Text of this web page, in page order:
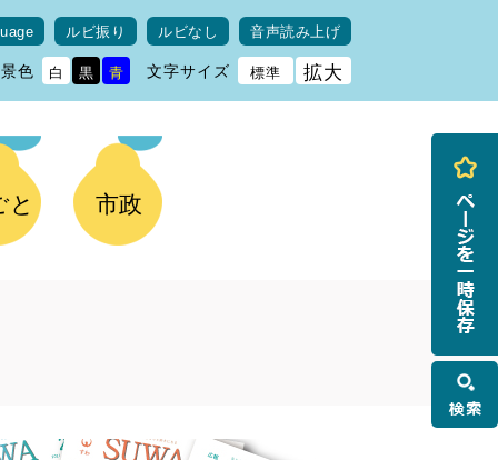
ルビ振り ルビなし 音声読み上げ
色 白 黒 青 文字サイズ 標準 拡大
と 市政